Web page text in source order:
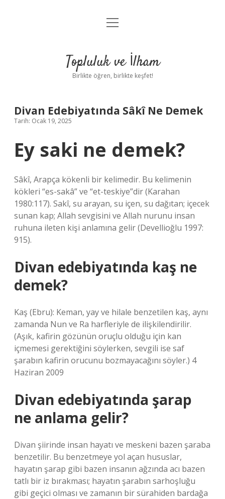
Anasayfa
Yasal Uyarı
menüyü
Topluluk ve İlham
Birlikte öğren, birlikte keşfet!
Divan Edebiyatında Sâkî Ne Demek
Tarih: Ocak 19, 2025
Ey saki ne demek?
Sâkî, Arapça kökenli bir kelimedir. Bu kelimenin
kökleri “es-sakâ” ve “et-teskiye”dir (Karahan
1980:117). Sakî, su arayan, su içen, su dağıtan; içecek
sunan kap; Allah sevgisini ve Allah nurunu insan
ruhuna ileten kişi anlamına gelir (Devellioğlu 1997:
915).
Divan edebiyatında kaş ne
demek?
Kaş (Ebru): Keman, yay ve hilale benzetilen kaş, aynı
zamanda Nun ve Ra harfleriyle de ilişkilendirilir.
(Aşık, kafirin gözünün oruçlu olduğu için kan
içmemesi gerektiğini söylerken, sevgili ise saf
şarabın kafirin orucunu bozmayacağını söyler.) 4
Haziran 2009
Divan edebiyatında şarap
ne anlama gelir?
Divan şiirinde insan hayatı ve meskeni bazen şaraba
benzetilir. Bu benzetmeye yol açan hususlar,
hayatın şarap gibi bazen insanın ağzında acı bazen
tatlı bir iz bırakması; hayatın şarabın sarhoşluğu
gibi geçici olması ve zamanın bir sürahiden bardağa